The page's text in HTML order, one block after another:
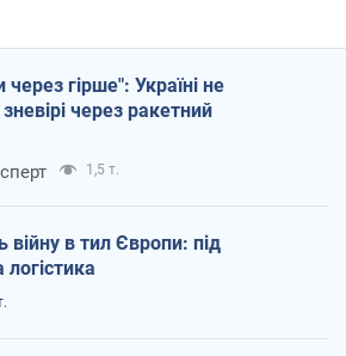
гірше": Україні не
через ракетний
1,5 т.
в тил Європи: під